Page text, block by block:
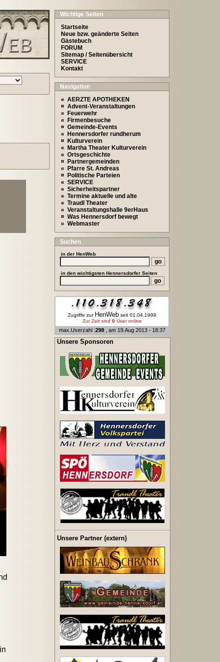
Wichtige Seiten
Startseite
Neue bzw. geänderte Seiten
Gästebuch
FORUM
Sitemap / Seitenübersicht
SERVICE
Kontakt
Navigation
« AERZTE APOTHEKEN
¤ Advent-Veranstaltungen
« Feuerwehr
« Firmenbesuche
¤ Gemeinde-Events
« Hennersdorfer rundherum
¤ Kulturverein
« Martha Theater Kulturverein
« Ortsgeschichte
¤ Partnergemeinden
« Pfarre St. Andreas
¤ Politische Parteien
« SERVICE
« Sicherheitspartner
« Termine aktuelle und alte
« Traudl Theater
« Veranstaltungshalle 9erHaus
¤ Was Hennersdorf bewegt
« Webmaster
Suchen
in der HenWeb
in den wichtigsten Hennersdorfer Seiten
Zugriffe zur HenWeb seit 01.04.1999
Zur Zeit sind 0User online
max.Userzahl :298 , am 19.Aug 2013 - 18:37
Unsere Sponsoren
Unsere Partner (extern)